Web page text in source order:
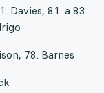
Davies, 81. a 83.
78. Barnes